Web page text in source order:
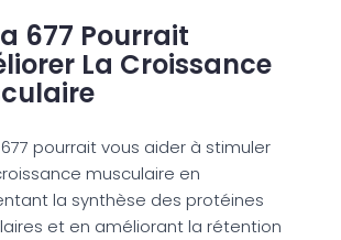
677 Pourrait
La Croissance
677 pourrait vous aider à stimuler
musculaire en
la synthèse des protéines
et en améliorant la rétention